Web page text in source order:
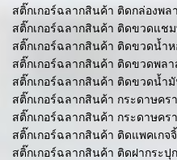
สติ๊กเกอร์ฉลากสินค้า ติดกล่องพล
สติ๊กเกอร์ฉลากสินค้า ติดขวดแช
สติ๊กเกอร์ฉลากสินค้า ติดขวดน้ำห
สติ๊กเกอร์ฉลากสินค้า ติดขวดพล
สติ๊กเกอร์ฉลากสินค้า ติดขวดน้ำมั
สติ๊กเกอร์ฉลากสินค้า กระดาษค
สติ๊กเกอร์ฉลากสินค้า กระดาษค
สติ๊กเกอร์ฉลากสินค้า ติดแพคเกจ
สติ๊กเกอร์ฉลากสินค้า ติดฝากระปุ